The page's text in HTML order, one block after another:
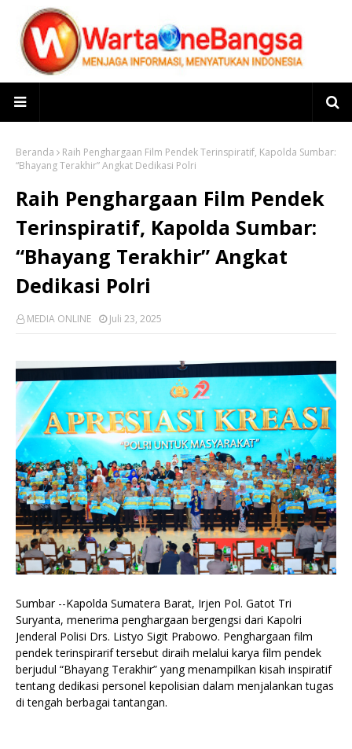
Beranda
Raih Penghargaan Film Pendek Terinspiratif, Kapolda Sumbar:
“Bhayang Terakhir” Angkat Dedikasi Polri
Raih Penghargaan Film Pendek
Terinspiratif, Kapolda Sumbar:
“Bhayang Terakhir” Angkat
Dedikasi Polri
MEDIA ONLINE Juli 23, 2025
Sumbar --Kapolda Sumatera Barat, Irjen Pol. Gatot Tri
Suryanta, menerima penghargaan bergengsi dari Kapolri
Jenderal Polisi Drs. Listyo Sigit Prabowo. Penghargaan film
pendek terinspirarif tersebut diraih melalui karya film pendek
berjudul “Bhayang Terakhir” yang menampilkan kisah inspiratif
tentang dedikasi personel kepolisian dalam menjalankan tugas
di tengah berbagai tantangan.